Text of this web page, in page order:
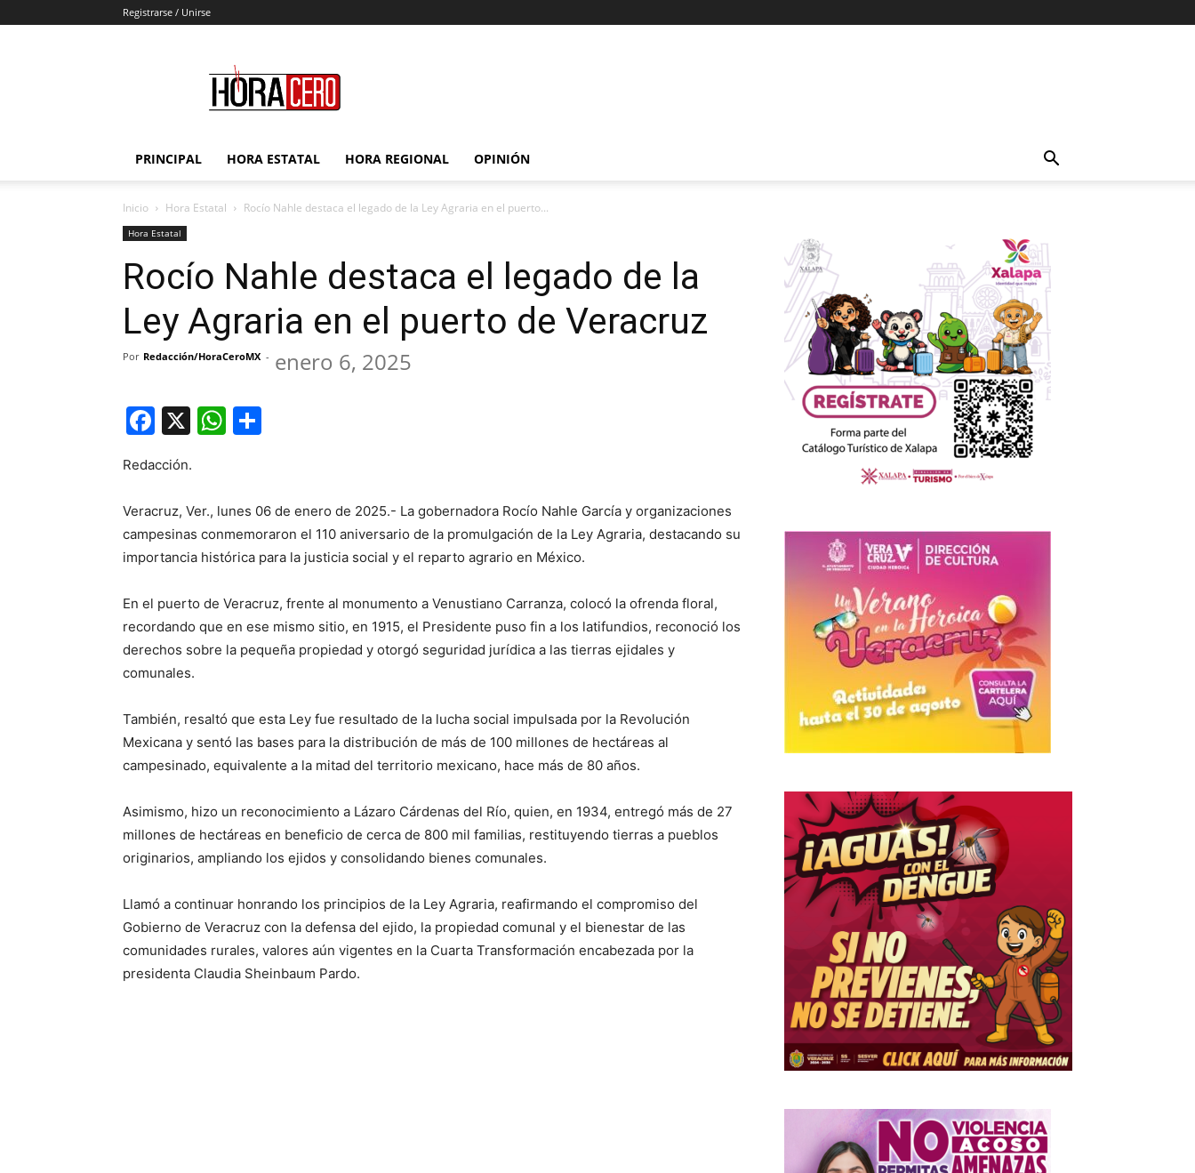
Registrarse / Unirse
Cero
PRINCIPAL HORA ESTATAL HORA REGIONAL OPINIÓN
Inicio Hora Estatal Rocío Nahle destaca el legado de la Ley Agraria en el puerto...
Hora Estatal
Rocío Nahle destaca el legado de la
Ley Agraria en el puerto de Veracruz
Por Redacción/HoraCeroMX - enero 6, 2025
Facebook
X WhatsApp
Redacción.
Veracruz, Ver., lunes 06 de enero de 2025.- La gobernadora Rocío Nahle García y organizaciones
campesinas conmemoraron el 110 aniversario de la promulgación de la Ley Agraria, destacando su
importancia histórica para la justicia social y el reparto agrario en México.
En el puerto de Veracruz, frente al monumento a Venustiano Carranza, colocó la ofrenda floral,
recordando que en ese mismo sitio, en 1915, el Presidente puso fin a los latifundios, reconoció los
derechos sobre la pequeña propiedad y otorgó seguridad jurídica a las tierras ejidales y
comunales.
También, resaltó que esta Ley fue resultado de la lucha social impulsada por la Revolución
Mexicana y sentó las bases para la distribución de más de 100 millones de hectáreas al
campesinado, equivalente a la mitad del territorio mexicano, hace más de 80 años.
Asimismo, hizo un reconocimiento a Lázaro Cárdenas del Río, quien, en 1934, entregó más de 27
millones de hectáreas en beneficio de cerca de 800 mil familias, restituyendo tierras a pueblos
originarios, ampliando los ejidos y consolidando bienes comunales.
Llamó a continuar honrando los principios de la Ley Agraria, reafirmando el compromiso del
Gobierno de Veracruz con la defensa del ejido, la propiedad comunal y el bienestar de las
comunidades rurales, valores aún vigentes en la Cuarta Transformación encabezada por la
presidenta Claudia Sheinbaum Pardo.